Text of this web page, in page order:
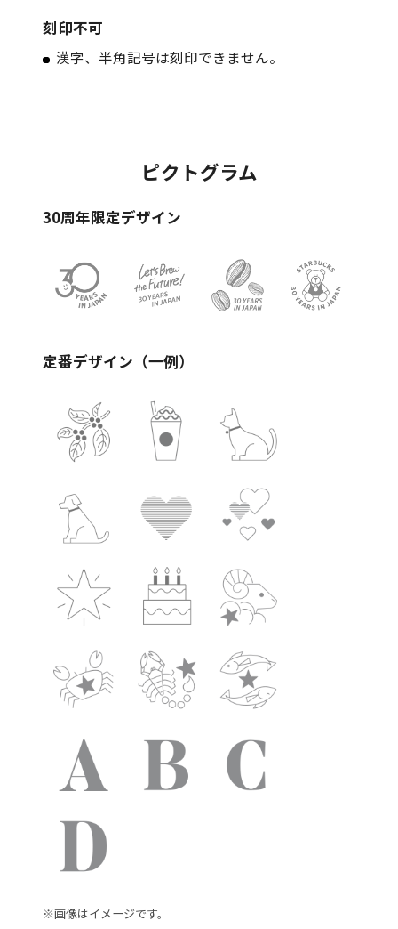
刻印不可
漢字、半角記号は刻印できません。
ピクトグラム
30周年限定デザイン
定番デザイン（一例）
※画像はイメージです。